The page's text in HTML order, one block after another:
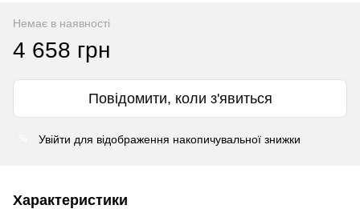
Немає в наявності
4 658 грн
Повідомити, коли з'явиться
Увійти для відображення накопичувальної знижки
Характеристики